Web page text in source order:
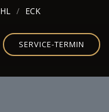
HL ECK
SERVICE-TERMIN